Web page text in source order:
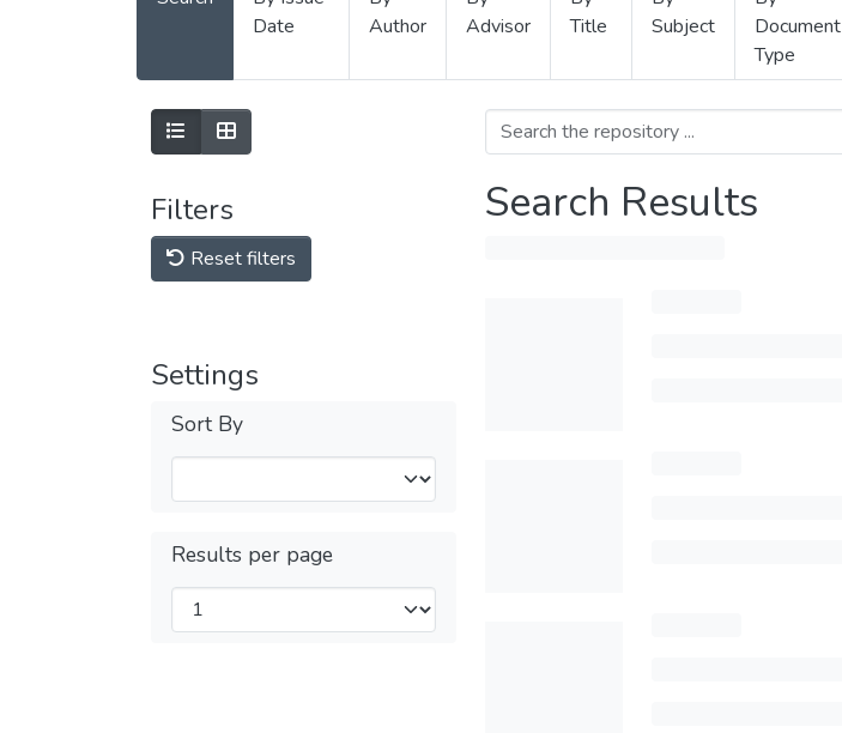
Date
Author
Advisor
Title
Subject
Document
Type
Filters
Reset filters
Settings
Sort By
Results per page
Search Results